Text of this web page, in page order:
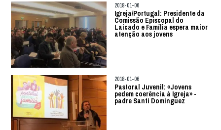
2018-01-06
Igreja/Portugal: Presidente da
Comissão Episcopal do
Laicado e Família espera maior
atenção aos jovens
2018-01-06
Pastoral Juvenil: «Jovens
pedem coerência à Igreja» -
padre Santi Dominguez